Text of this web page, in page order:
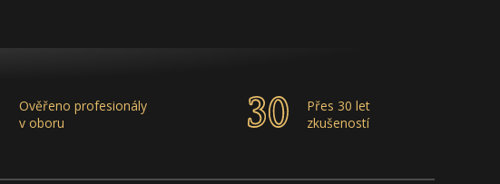
Ověřeno profesionály
v oboru
Přes 30 let
zkušeností